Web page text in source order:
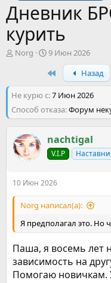
Дневник
курить
А
р
т
е
ы
Norg
Д
т
н
а
ч
л
а
9 Июн 2026
Назад
Не курю с 7 Июн 2026
Способ отказа Форум
nachtigal
V.I.P
10 Июн 2026
Norg написал(а):
Я предполагал это. Но
Паша, я восемь лет
зависимость на
Помогаю новичкам.